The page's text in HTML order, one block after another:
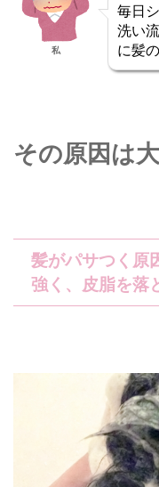
私
毎日
洗い
に髪
その原因は
髪がパサつく
強く、皮脂を落